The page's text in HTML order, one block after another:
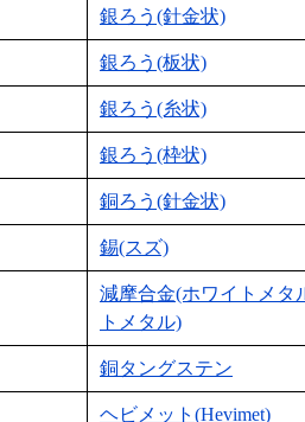
銀ろう(針金状)
銀ろう(板状)
銀ろう(糸状)
銀ろう(枠状)
銅ろう(針金状)
錫(スズ)
減摩合金(ホワイトメタ
トメタル)
銅タングステン
ヘビメット(Hevimet)